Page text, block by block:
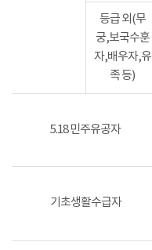
등급 외(무
궁,보국수훈
자,배우자,유
족 등)
5.18 민주유공자
기초생활수급자